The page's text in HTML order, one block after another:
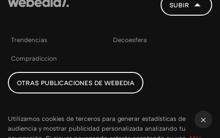
SUBIR
Trendencias Decoesfera
Compradiccion
OTRAS PUBLICACIONES DE WEBEDIA
Utilizamos cookies de terceros para generar estadísticas de
audiencia y mostrar publicidad personalizada analizando tu